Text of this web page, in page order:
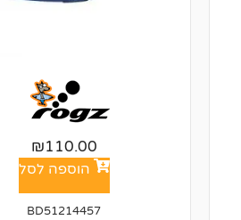
₪110.00
הוספה לסל
BD51214457